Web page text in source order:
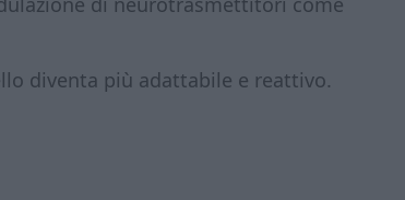
diventa più adattabile e reattivo.